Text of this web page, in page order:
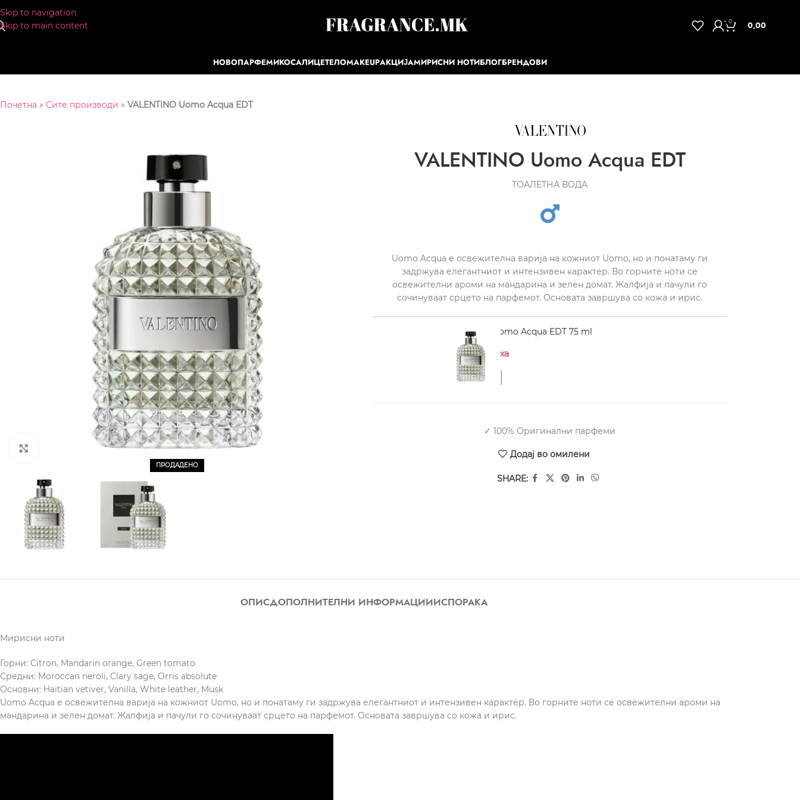
Skip to navigation
Skip to main content
0 0,00
НОВОПАРФЕМИКОСАЛИЦЕТЕЛОMAKEUPАКЦИЈАМИРИСНИ НОТИБЛОГБРЕНДОВИ
Почетна » Сите производи » VALENTINO Uomo Acqua EDT
ПРОДАДЕНО
CLICK TO ENLARGE
VALENTINO Uomo Acqua EDT
ТОАЛЕТНА ВОДА
Uomo Acqua е освежителна варија на кожниот Uomo, но и понатаму ги
задржува елегантниот и интензивен карактер. Во горните ноти се
освежителни ароми на мандарина и зелен домат. Жалфија и пачули го
сочинуваат срцето на парфемот. Основата завршува со кожа и ирис.
VALENTINO Uomo Acqua EDT 75 ml
Нема на залиха
✓ 100% Оригинални парфеми
Додај во омилени
SHARE:
ОПИСДОПОЛНИТЕЛНИ ИНФОРМАЦИИИСПОРАКА
Мирисни ноти
Горни: Citron, Mandarin orange, Green tomato
Средни: Moroccan neroli, Clary sage, Orris absolute
Основни: Haitian vetiver, Vanilla, White leather, Musk
Uomo Acqua е освежителна варија на кожниот Uomo, но и понатаму ги задржува елегантниот и интензивен карактер. Во горните ноти се освежителни ароми на
мандарина и зелен домат. Жалфија и пачули го сочинуваат срцето на парфемот. Основата завршува со кожа и ирис.